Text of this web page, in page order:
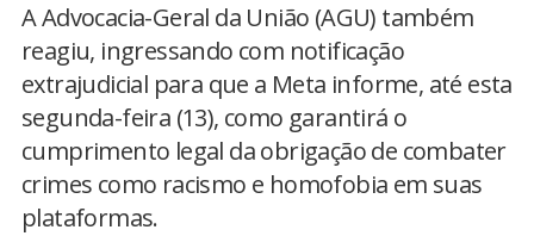
A Advocacia-Geral da União (AGU) também
reagiu, ingressando com notificação
extrajudicial para que a Meta informe, até esta
segunda-feira (13), como garantirá o
cumprimento legal da obrigação de combater
crimes como racismo e homofobia em suas
plataformas.